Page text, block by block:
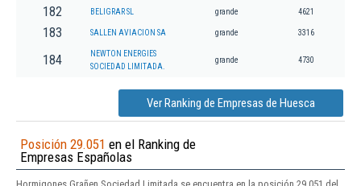
182 BELIGRAR SL grande 4621
183 SALLEN AVIACION SA grande 3316
184
NEWTON ENERGIES
SOCIEDAD LIMITADA.
grande 4730
Ver Ranking de Empresas de Huesca
Posición 29.051 en el Ranking de
Empresas Españolas